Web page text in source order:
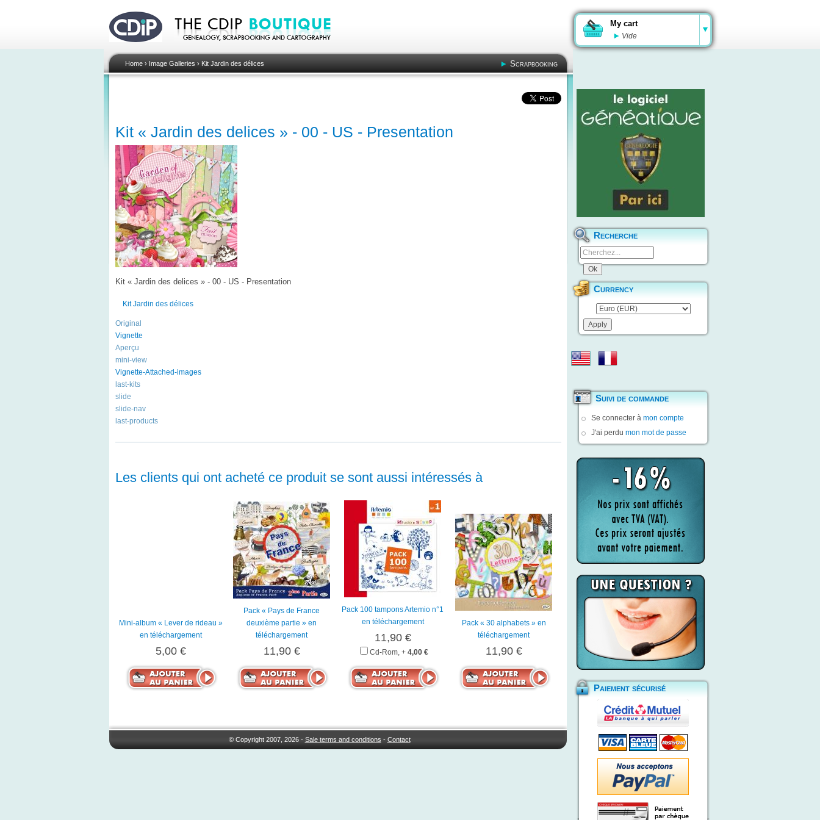
My cart
Vide
Home› Image Galleries › Kit Jardin des délices Scrapbooking
Kit « Jardin des delices » - 00 - US - Presentation
Kit « Jardin des delices » - 00 - US - Presentation
Kit Jardin des délices
Original
Vignette
Aperçu
mini-view
Vignette-Attached-images
last-kits
slide
slide-nav
last-products
Les clients qui ont acheté ce produit se sont aussi intéressés à
Mini-album « Lever de rideau »
en téléchargement
5,00 €
Pack « Pays de France
deuxième partie » en
téléchargement
11,90 €
Pack 100 tampons Artemio n°1
en téléchargement
11,90 €
Cd-Rom, + 4,00 €
Pack « 30 alphabets » en
téléchargement
11,90 €
© Copyright 2007, 2026 - Sale terms and conditions - Contact
Recherche
Currency
Suivi de commande
Se connecter à mon compte
J'ai perdu mon mot de passe
Paiement sécurisé